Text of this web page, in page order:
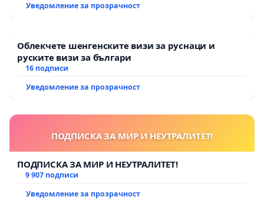
Уведомление за прозрачност
Облекчете шенгенските визи за руснаци и
руските визи за българи
16 подписи
Уведомление за прозрачност
ПОДПИСКА ЗА МИР И НЕУТРАЛИТЕТ!
ПОДПИСКА ЗА МИР И НЕУТРАЛИТЕТ!
9 907 подписи
Уведомление за прозрачност